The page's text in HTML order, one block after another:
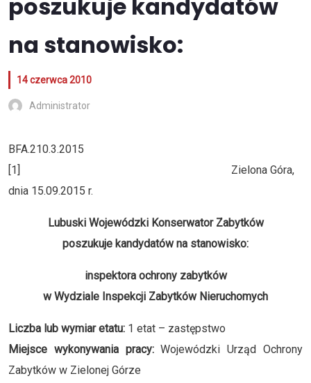
poszukuje kandydatów
na stanowisko:
14 czerwca 2010
Administrator
BFA.210.3.2015
[1] Zielona Góra,
dnia 15.09.2015 r.
Lubuski Wojewódzki Konserwator Zabytków
poszukuje kandydatów na stanowisko:
inspektora ochrony zabytków
w Wydziale Inspekcji Zabytków Nieruchomych
Liczba lub wymiar etatu: 1 etat – zastępstwo
Miejsce wykonywania pracy:Wojewódzki Urząd Ochrony
Zabytków w Zielonej Górze